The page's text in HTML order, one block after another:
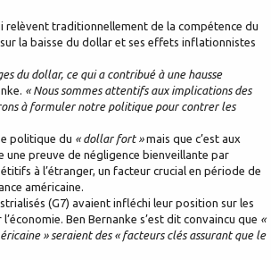
relèvent traditionnellement de la compétence du
la baisse du dollar et ses effets inflationnistes
du dollar, ce qui a contribué à une hausse
« Nous sommes attentifs aux implications des
à formuler notre politique pour contrer les
politique du « dollar fort »mais que c’est aux
une preuve de négligence bienveillante par
à l’étranger, un facteur crucial en période de
américaine.
(G7) avaient infléchi leur position sur les
Ben Bernanke s’est dit convaincu que «
» seraient des « facteurs clés assurant que le